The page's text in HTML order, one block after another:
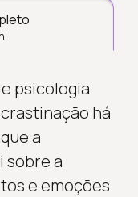
psicologia
há
a
sobre a
e emoções